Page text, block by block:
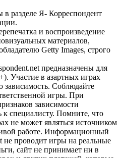
в разделе Я- Корреспондент
и воспроизведение
материалов,
Getty Images, строго
предназначены для
Участие в азартных играх
зависимость. Соблюдайте
игры. При
зависимости
к специалисту. Помните, что
не может являться источником
работе. Информационный
не проводит игры на реальные
сайт не принимает ни в